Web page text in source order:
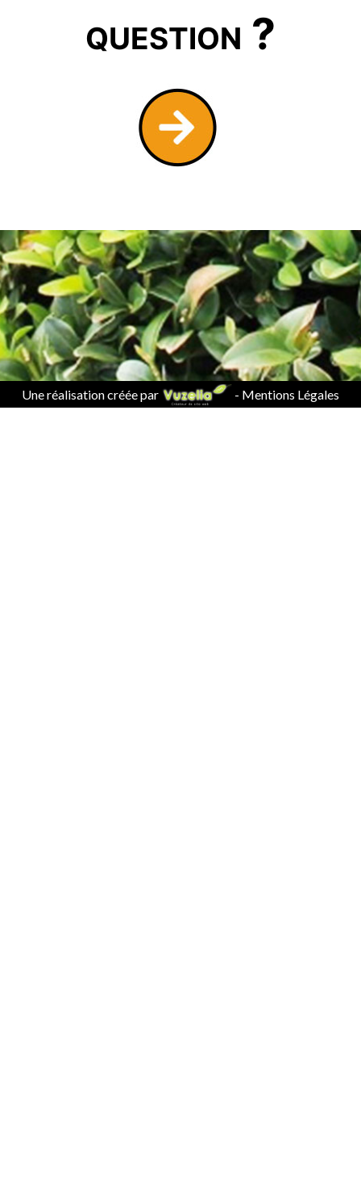
question ?
Une réalisation créée par - Mentions Légales